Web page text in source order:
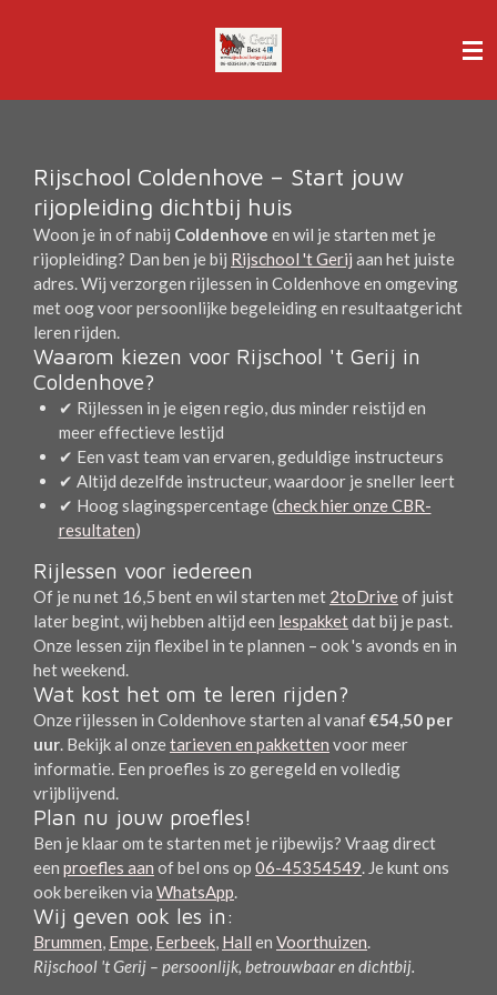
Rijschool Coldenhove – Start jouw
rijopleiding dichtbij huis
Woon je in of nabij Coldenhove en wil je starten met je
rijopleiding? Dan ben je bij Rijschool 't Gerij aan het juiste
adres. Wij verzorgen rijlessen in Coldenhove en omgeving
met oog voor persoonlijke begeleiding en resultaatgericht
leren rijden.
Waarom kiezen voor Rijschool 't Gerij in
Coldenhove?
✔ Rijlessen in je eigen regio, dus minder reistijd en
meer effectieve lestijd
✔ Een vast team van ervaren, geduldige instructeurs
✔ Altijd dezelfde instructeur, waardoor je sneller leert
✔ Hoog slagingspercentage (check hier onze CBR-
resultaten)
Rijlessen voor iedereen
Of je nu net 16,5 bent en wil starten met 2toDriveof juist
later begint, wij hebben altijd een lespakketdat bij je past.
Onze lessen zijn flexibel in te plannen – ook 's avonds en in
het weekend.
Wat kost het om te leren rijden?
Onze rijlessen in Coldenhove starten al vanaf€54,50 per
uur. Bekijk al onzetarieven en pakketten voor meer
informatie. Een proefles is zo geregeld en volledig
vrijblijvend.
Plan nu jouw proefles!
Ben je klaar om te starten met je rijbewijs? Vraag direct
een proefles aan of bel ons op 06-45354549. Je kunt ons
ook bereiken via WhatsApp.
Wij geven ook les in:
Brummen, Empe, Eerbeek, Hall en Voorthuizen.
Rijschool 't Gerij – persoonlijk, betrouwbaar en dichtbij.